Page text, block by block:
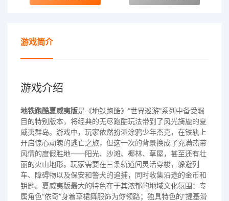
游戏简介
游戏介绍
地铁跑酷夏威夷版是《地铁跑酷》“世界巡游”系列中备受瞩
目的特别版本，将经典的无尽跑酷玩法带到了风光旖旎的夏
威夷群岛。游戏中，玩家依然扮演涂鸦少年杰克，在铁轨上
开启惊心动魄的逃亡之旅，但这一次的背景换成了充满热带
风情的度假胜地——阳光、沙滩、椰林、草屋，甚至还有壮
丽的火山地形。玩家需要在三条轨道间灵活穿梭，躲避列
车、障碍物以及保安和警犬的追捕，同时收集沿途的金币和
钥匙。夏威夷版最大的特色在于其浓郁的地域文化氛围：专
属角色“依奇”身着草裙舞服饰为你领路；独具特色的“提基滑